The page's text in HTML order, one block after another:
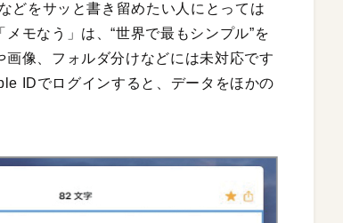
どをサッと書き留めたい人にとっては
モなう」は、“世界で最もシンプル”を
像、フォルダ分けなどには未対応です
IDでログインすると、データをほかの